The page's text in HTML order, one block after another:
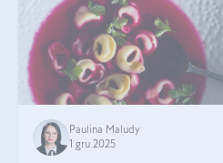
Paulina Maludy
1 gru 2025